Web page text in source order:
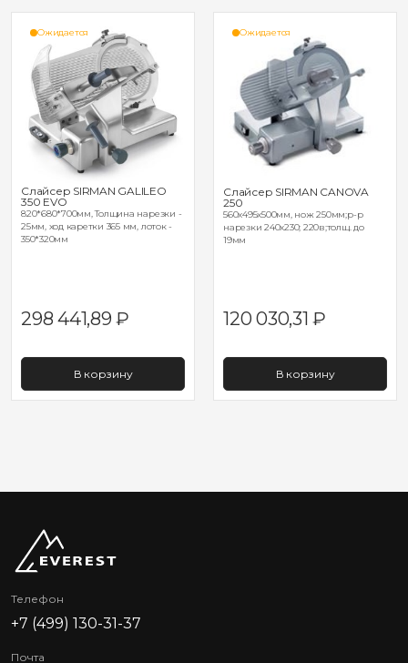
Ожидается
Слайсер SIRMAN GALILEO
350 EVO
820*680*700мм, Толщина нарезки -
25мм, ход каретки 365 мм, лоток -
350*320мм
298 441,89₽
В корзину
Ожидается
Слайсер SIRMAN CANOVA
250
560х495х500мм, нож 250мм;р-р
нарезки 240х230; 220в;толщ. до
19мм
120 030,31₽
В корзину
Телефон
+7 (499) 130-31-37
Почта